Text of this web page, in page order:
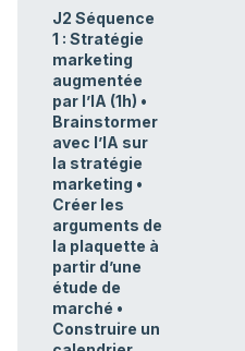
J2 Séquence
1 : Stratégie
marketing
augmentée
par l’IA (1h) •
Brainstormer
avec l’IA sur
la stratégie
marketing •
Créer les
arguments de
la plaquette à
partir d’une
étude de
marché •
Construire un